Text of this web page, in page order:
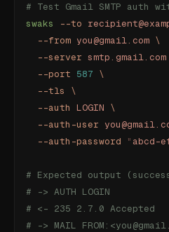
# Test Gmail SMTP auth
swaks
--to
  --from
you@gmail.com \
  --server
smtp.gmail.com
  --port
587 \
  --tls
\
  --auth
LOGIN \
  --auth-user
  --auth-password
" abcd-
# Expected output
# -> AUTH LOGIN
# <- 235 2.7.0 Accepted
# -> MAIL